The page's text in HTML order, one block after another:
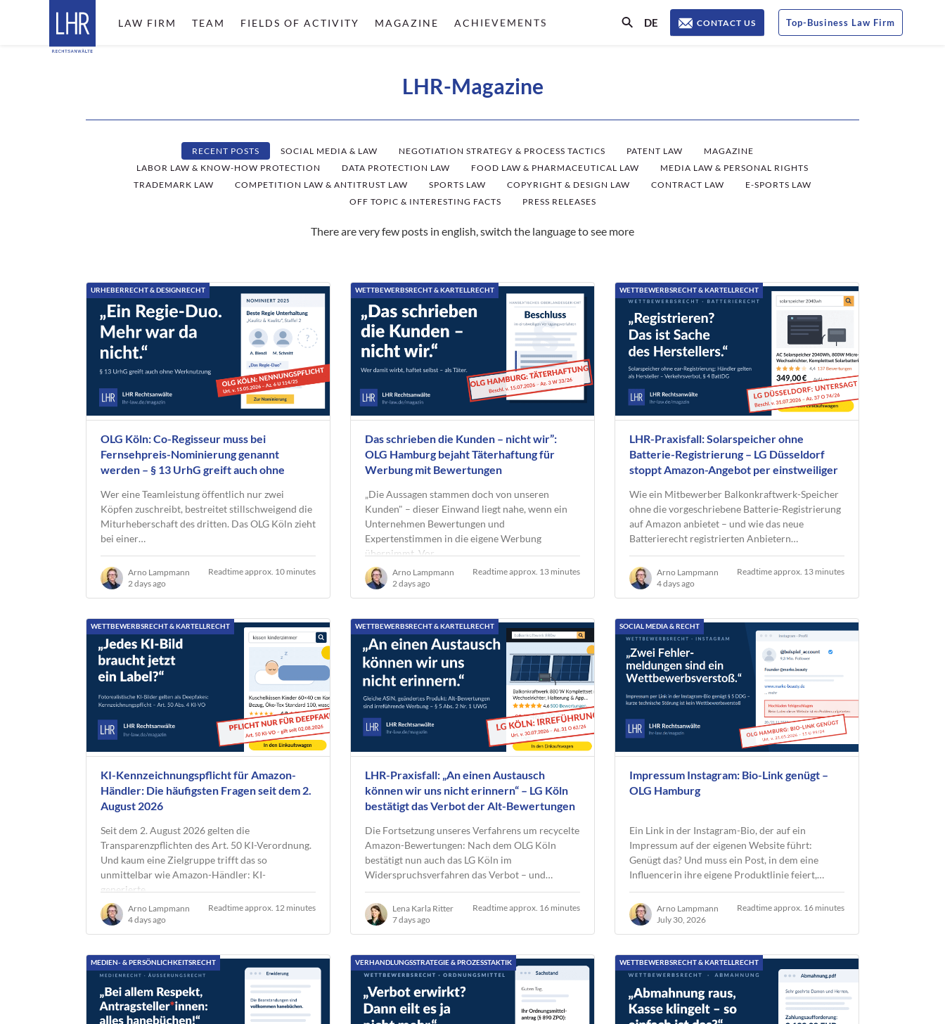
Top-Business Law Firm
CONTACT US
LAW FIRM TEAM FIELDS OF ACTIVITY MAGAZINE ACHIEVEMENTS DE
LHR-Magazine
RECENT POSTS SOCIAL MEDIA & LAW NEGOTIATION STRATEGY & PROCESS TACTICS PATENT LAW
MAGAZINE
LABOR LAW & KNOW-HOW PROTECTION
DATA PROTECTION LAW FOOD LAW & PHARMACEUTICAL LAW
MEDIA LAW & PERSONAL RIGHTS
TRADEMARK LAW
COMPETITION LAW & ANTITRUST LAW SPORTS LAW COPYRIGHT & DESIGN LAW CONTRACT LAW
E-SPORTS LAW
OFF TOPIC & INTERESTING FACTS
PRESS RELEASES
There are very few posts in english, switch the language to see more
OLG Köln: Co-Regisseur muss bei
Fernsehpreis-Nominierung genannt
werden – § 13 UrhG greift auch ohne
Wer eine Teamleistung öffentlich nur zwei
Köpfen zuschreibt, bestreitet stillschweigend die
Miturheberschaft des dritten. Das OLG Köln zieht
bei einer…
Arno Lampmann
2 days ago
Readtime approx. 10 minutes
URHEBERRECHT & DESIGNRECHT
Das schrieben die Kunden – nicht wir”:
OLG Hamburg bejaht Täterhaftung für
Werbung mit Bewertungen
„Die Aussagen stammen doch von unseren
Kunden" – dieser Einwand liegt nahe, wenn ein
Unternehmen Bewertungen und
Expertenstimmen in die eigene Werbung
übernimmt. Vor…
Arno Lampmann
2 days ago
Readtime approx. 13 minutes
WETTBEWERBSRECHT & KARTELLRECHT
LHR-Praxisfall: Solarspeicher ohne
Batterie-Registrierung – LG Düsseldorf
stoppt Amazon-Angebot per einstweiliger
Wie ein Mitbewerber Balkonkraftwerk-Speicher
ohne die vorgeschriebene Batterie-Registrierung
auf Amazon anbietet – und wie das neue
Batterierecht registrierten Anbietern…
Arno Lampmann
4 days ago
Readtime approx. 13 minutes
WETTBEWERBSRECHT & KARTELLRECHT
KI-Kennzeichnungspflicht für Amazon-
Händler: Die häufigsten Fragen seit dem 2.
August 2026
Seit dem 2. August 2026 gelten die
Transparenzpflichten des Art. 50 KI-Verordnung.
Und kaum eine Zielgruppe trifft das so
unmittelbar wie Amazon-Händler: KI-
generierte…
Arno Lampmann
4 days ago
Readtime approx. 12 minutes
WETTBEWERBSRECHT & KARTELLRECHT
LHR-Praxisfall: „An einen Austausch
können wir uns nicht erinnern“ – LG Köln
bestätigt das Verbot der Alt-Bewertungen
Die Fortsetzung unseres Verfahrens um recycelte
Amazon-Bewertungen: Nach dem OLG Köln
bestätigt nun auch das LG Köln im
Widerspruchsverfahren das Verbot – und…
Lena Karla Ritter
7 days ago
Readtime approx. 16 minutes
WETTBEWERBSRECHT & KARTELLRECHT
Impressum Instagram: Bio-Link genügt –
OLG Hamburg
Ein Link in der Instagram-Bio, der auf ein
Impressum auf der eigenen Website führt:
Genügt das? Und muss ein Post, in dem eine
Influencerin ihre eigene Produktlinie feiert,…
Arno Lampmann
July 30, 2026
Readtime approx. 16 minutes
SOCIAL MEDIA & RECHT
MEDIEN- & PERSÖNLICHKEITSRECHT VERHANDLUNGSSTRATEGIE & PROZESSTAKTIK WETTBEWERBSRECHT & KARTELLRECHT